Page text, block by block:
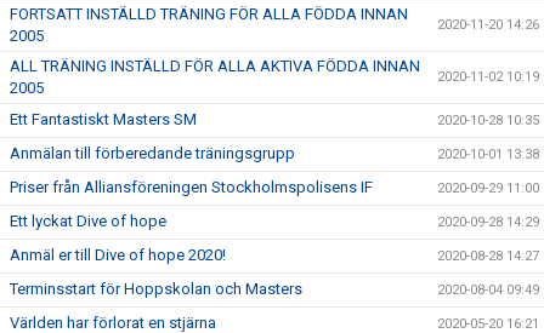
FORTSATT INSTÄLLD TRÄNING FÖR ALLA FÖDDA INNAN
2005
2020-11-20 14:26
ALL TRÄNING INSTÄLLD FÖR ALLA AKTIVA FÖDDA INNAN
2005
2020-11-02 10:19
Ett Fantastiskt Masters SM 2020-10-28 10:35
Anmälan till förberedande träningsgrupp 2020-10-01 13:38
Priser från Alliansföreningen Stockholmspolisens IF 2020-09-29 11:00
Ett lyckat Dive of hope 2020-09-28 14:29
Anmäl er till Dive of hope 2020! 2020-08-28 14:27
Terminsstart för Hoppskolan och Masters 2020-08-04 09:49
Världen har förlorat en stjärna 2020-05-20 16:21